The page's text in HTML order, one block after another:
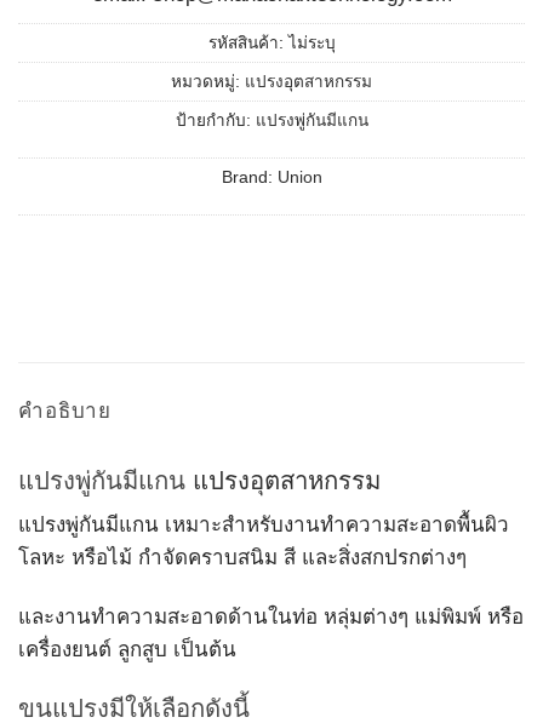
รหัสสินค้า: ไม่ระบุ
หมวดหมู่: แปรงอุตสาหกรรม
ป้ายกำกับ: แปรงพู่กันมีแกน
Brand: Union
คำอธิบาย
แปรงพู่กันมีแกน แปรงอุตสาหกรรม
แปรงพู่กันมีแกน เหมาะสำหรับงานทำความสะอาดพื้นผิว
โลหะ หรือไม้ กำจัดคราบสนิม สี และสิ่งสกปรกต่างๆ
และงานทำความสะอาดด้านในท่อ หลุ่มต่างๆ แม่พิมพ์ หรือ
เครื่องยนต์ ลูกสูบ เป็นต้น
ขนแปรงมีให้เลือกดังนี้